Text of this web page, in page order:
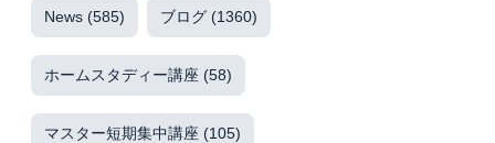
News (585) ブログ (1360)
ホームスタディー講座 (58)
マスター短期集中講座 (105)